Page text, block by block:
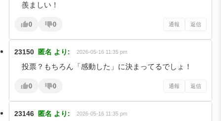
羨ましい！
0 0 通報 返信
23150 匿名 より: 2026-05-16 11:35 pm
投票？もちろん「感動した」に決まってるでしょ！
0 0 通報 返信
23146 匿名 より: 2026-05-16 11:35 pm